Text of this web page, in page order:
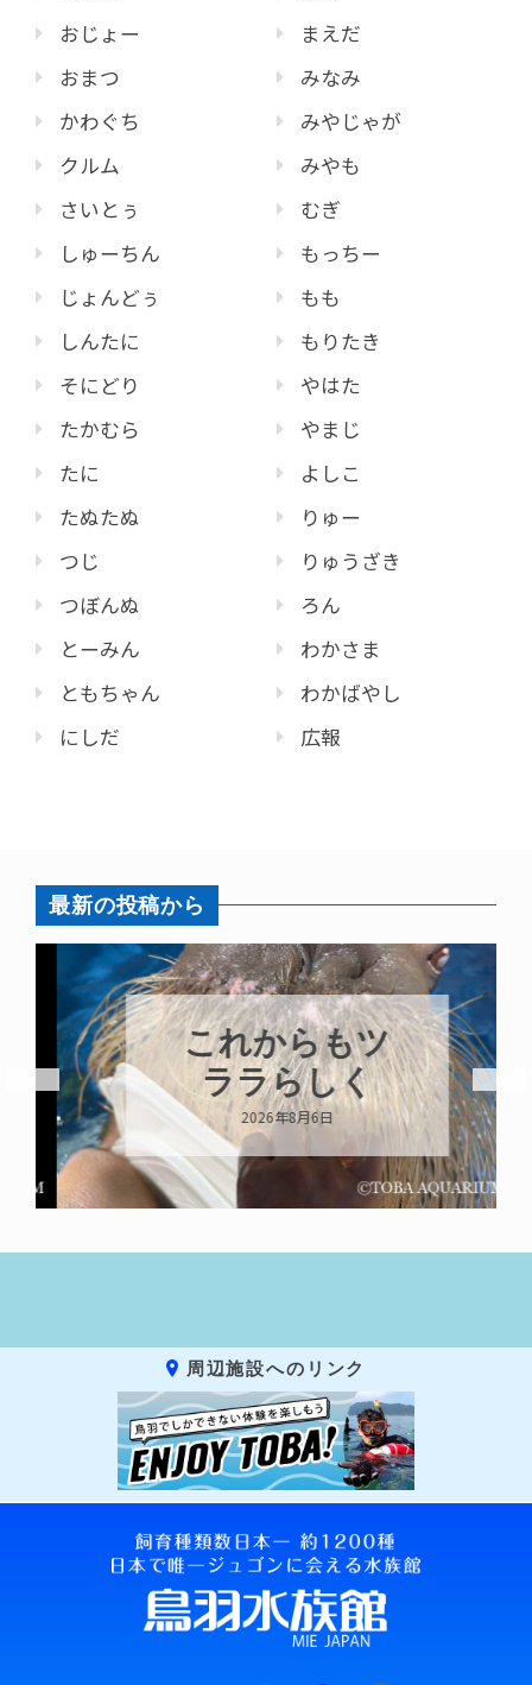
おじょー
おまつ
かわぐち
クルム
さいとぅ
しゅーちん
じょんどぅ
しんたに
そにどり
たかむら
たに
たぬたぬ
つじ
つぼんぬ
とーみん
ともちゃん
にしだ
まえだ
みなみ
みやじゃが
みやも
むぎ
もっちー
もも
もりたき
やはた
やまじ
よしこ
りゅー
りゅうざき
ろん
わかさま
わかばやし
広報
最新の投稿から
これからもツ
ララらしく
2026年8月6日
周辺施設へのリンク